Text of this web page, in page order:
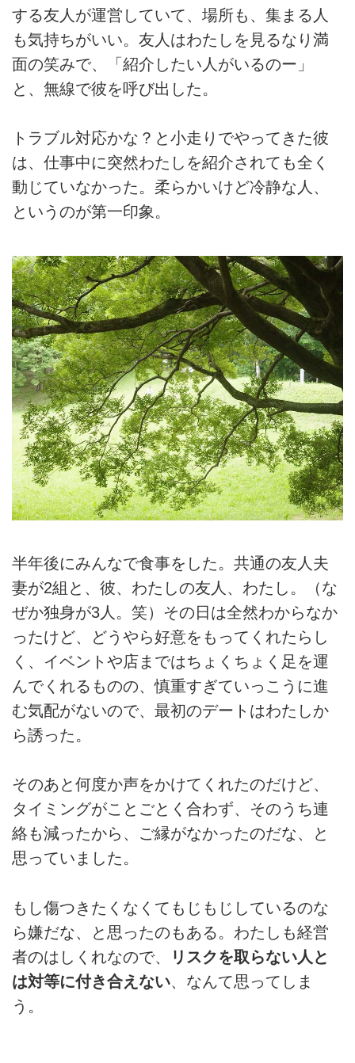
する友人が運営していて、場所も、集まる人
も気持ちがいい。友人はわたしを見るなり満
面の笑みで、「紹介したい人がいるのー」
と、無線で彼を呼び出した。
トラブル対応かな？と小走りでやってきた彼
は、仕事中に突然わたしを紹介されても全く
動じていなかった。柔らかいけど冷静な人、
というのが第一印象。
半年後にみんなで食事をした。共通の友人夫
妻が2組と、彼、わたしの友人、わたし。（な
ぜか独身が3人。笑）その日は全然わからなか
ったけど、どうやら好意をもってくれたらし
く、イベントや店まではちょくちょく足を運
んでくれるものの、慎重すぎていっこうに進
む気配がないので、最初のデートはわたしか
ら誘った。
そのあと何度か声をかけてくれたのだけど、
タイミングがことごとく合わず、そのうち連
絡も減ったから、ご縁がなかったのだな、と
思っていました。
もし傷つきたくなくてもじもじしているのな
ら嫌だな、と思ったのもある。わたしも経営
者のはしくれなので、
リスクを取らない人と
は対等に付き合えない、なんて思ってしま
う。